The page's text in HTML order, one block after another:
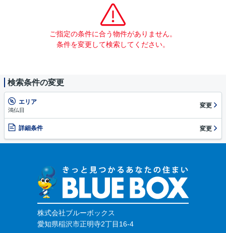
ご指定の条件に合う物件がありません。
条件を変更して検索してください。
検索条件の変更
エリア
鴻仏目
変更
詳細条件 変更
株式会社ブルーボックス
愛知県稲沢市正明寺2丁目16-4